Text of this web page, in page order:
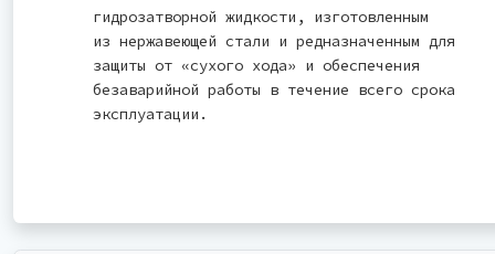
гидрозатворной жидкости, изготовленным
из нержавеющей стали и редназначенным для
защиты от «сухого хода» и обеспечения
безаварийной работы в течение всего срока
эксплуатации.